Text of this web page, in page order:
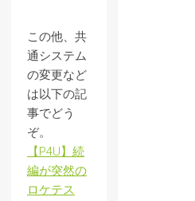
この他、共
通システム
の変更など
は以下の記
事でどう
ぞ。
【P4U】続
編が突然の
ロケテス